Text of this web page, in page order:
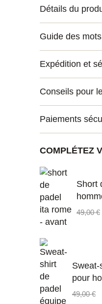
Détails du
Guide des mots
Expédition et
Conseils pour
Paiements
COMPLÉTEZ
Short
49,00 €
Sweat-
pour
49,00 €